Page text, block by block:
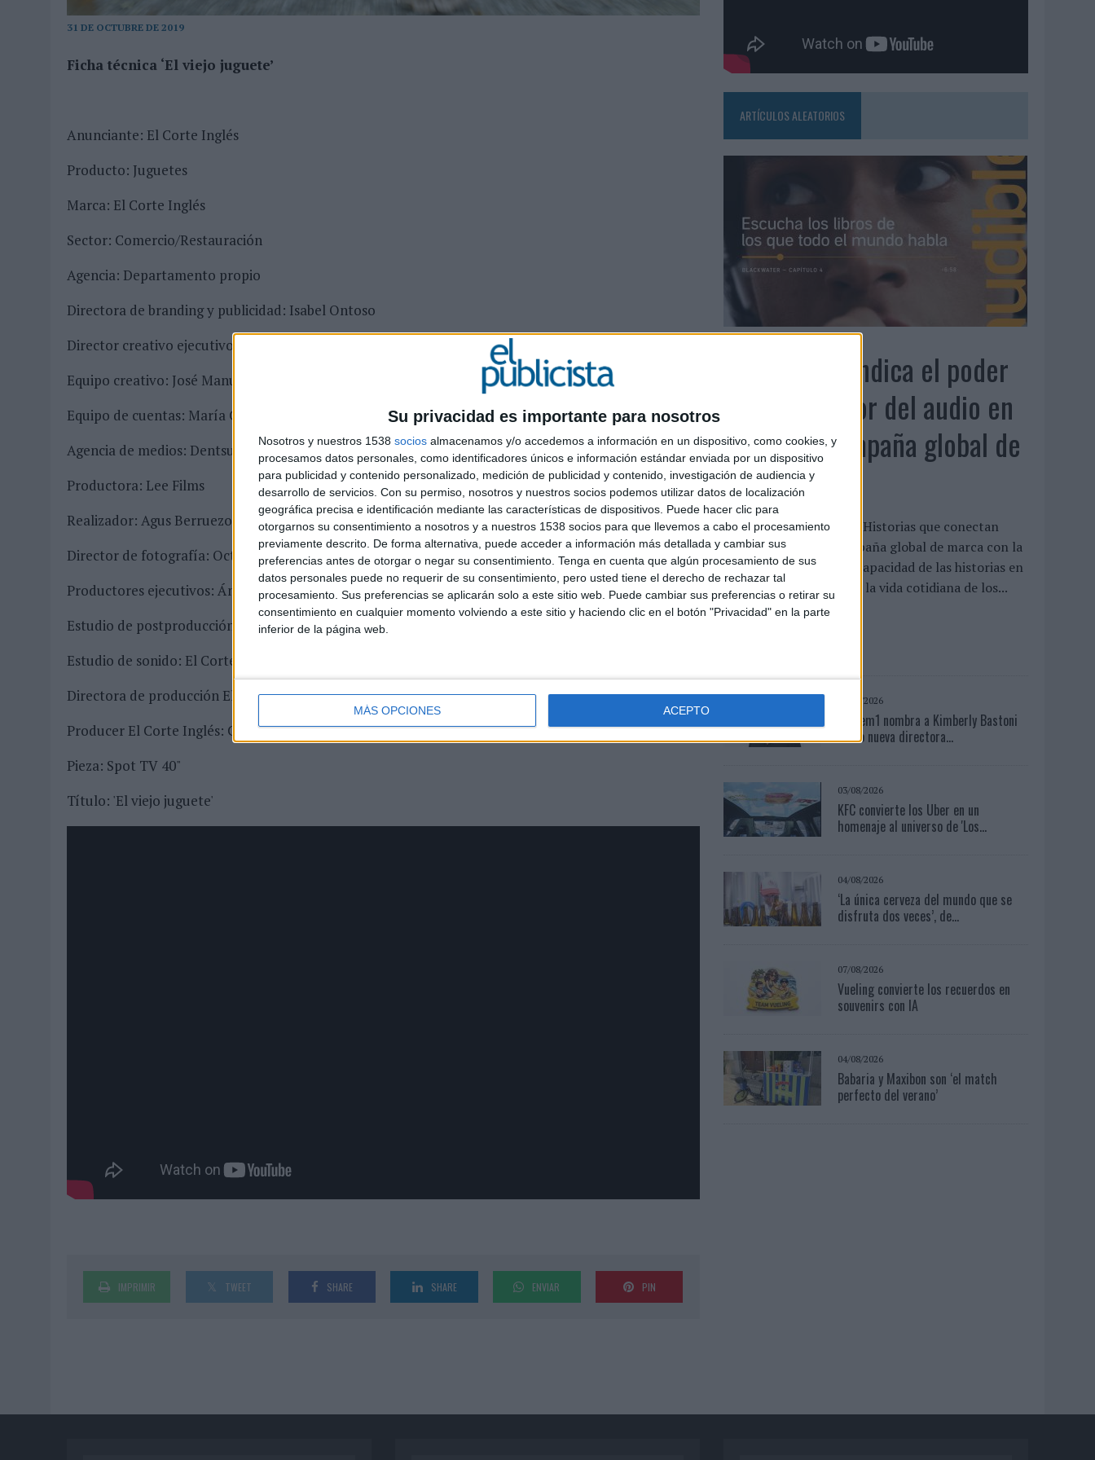
Su privacidad es importante para nosotros
Nosotros y nuestros 1538 socios almacenamos y/o accedemos a información en un dispositivo, como cookies, y
procesamos datos personales, como identificadores únicos e información estándar enviada por un dispositivo
para publicidad y contenido personalizado, medición de publicidad y contenido, investigación de audiencia y
desarrollo de servicios. Con su permiso, nosotros y nuestros socios podemos utilizar datos de localización
geográfica precisa e identificación mediante las características de dispositivos. Puede hacer clic para
otorgarnos su consentimiento a nosotros y a nuestros 1538 socios para que llevemos a cabo el procesamiento
previamente descrito. De forma alternativa, puede acceder a información más detallada y cambiar sus
preferencias antes de otorgar o negar su consentimiento. Tenga en cuenta que algún procesamiento de sus
datos personales puede no requerir de su consentimiento, pero usted tiene el derecho de rechazar tal
procesamiento. Sus preferencias se aplicarán solo a este sitio web. Puede cambiar sus preferencias o retirar su
consentimiento en cualquier momento volviendo a este sitio y haciendo clic en el botón "Privacidad" en la parte
inferior de la página web.
MÁS OPCIONES ACEPTO
MONEDA”
31 DE OCTUBRE DE 2019
Ficha técnica ‘El viejo juguete’
Anunciante: El Corte Inglés
Producto: Juguetes
Marca: El Corte Inglés
Sector: Comercio/Restauración
Agencia: Departamento propio
Directora de branding y publicidad: Isabel Ontoso
Director creativo ejecutivo: Paul Porral
Equipo creativo: José Manuel Álvarez, Ana López, Rebeca Rodríguez
Equipo de cuentas: María Coronado, Alejandra Arriaga
Agencia de medios: Dentsu Aegis Network
Productora: Lee Films
Realizador: Agus Berruezo
Director de fotografía: Octavio Arias
Productores ejecutivos: Ángel Recio, Iván Fernández
Estudio de postproducción: Lee Films
Estudio de sonido: El Corte Inglés
Directora de producción El Corte Inglés: Eva Morales
Producer El Corte Inglés: César Lamparero
Pieza: Spot TV 40"
Título: 'El viejo juguete'
IMPRIMIR TWEET SHARE SHARE ENVIAR PIN
ARTÍCULOS ALEATORIOS
04/08/2026
Audible reivindica el poder
transformador del audio en
su nueva campaña global de
marca
Audible ha presentado ‘Historias que conectan
contigo’, su nueva campaña global de marca con la
que pone el foco en la capacidad de las historias en
audio para transformar la vida cotidiana de los...
06/08/2026
System1 nombra a Kimberly Bastoni
como nueva directora...
03/08/2026
KFC convierte los Uber en un
homenaje al universo de 'Los...
04/08/2026
‘La única cerveza del mundo que se
disfruta dos veces’, de...
07/08/2026
Vueling convierte los recuerdos en
souvenirs con IA
04/08/2026
Babaria y Maxibon son ‘el match
perfecto del verano’